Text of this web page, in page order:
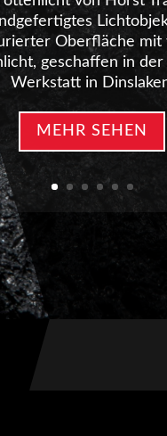
Oberfläche mit
geschaffen in der
Werkstatt in
MEHR SEHEN